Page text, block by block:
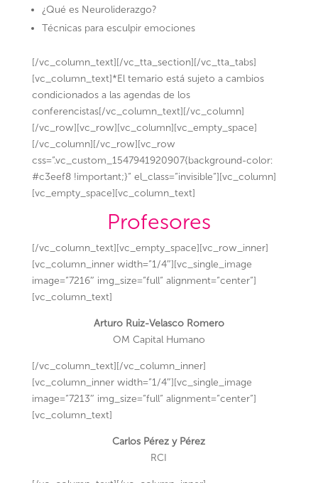
¿Qué es Neuroliderazgo?
Técnicas para esculpir emociones
[/vc_column_text][/vc_tta_section][/vc_tta_tabs]
[vc_column_text]*El temario está sujeto a cambios
condicionados a las agendas de los
conferencistas[/vc_column_text][/vc_column]
[/vc_row][vc_row][vc_column][vc_empty_space]
[/vc_column][/vc_row][vc_row
css=”.vc_custom_1547941920907{background-color:
#c3eef8 !important;}” el_class=”invisible”][vc_column]
[vc_empty_space][vc_column_text]
Profesores
[/vc_column_text][vc_empty_space][vc_row_inner]
[vc_column_inner width=”1/4″][vc_single_image
image=”7216″ img_size=”full” alignment=”center”]
[vc_column_text]
Arturo Ruiz-Velasco Romero
OM Capital Humano
[/vc_column_text][/vc_column_inner]
[vc_column_inner width=”1/4″][vc_single_image
image=”7213″ img_size=”full” alignment=”center”]
[vc_column_text]
Carlos Pérez y Pérez
RCI